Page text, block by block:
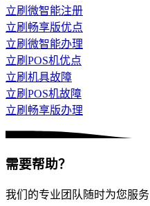
立刷微智能注册
立刷畅享版优点
立刷微智能办理
立刷POS机优点
立刷机具故障
立刷POS机故障
立刷畅享版办理
需要帮助？
我们的专业团队随时为您服务